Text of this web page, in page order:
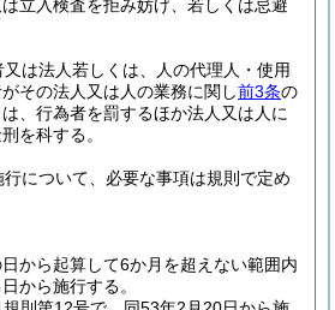
立入検査を拒み妨げ、若しくは忌避
は法人若しくは、人の代理人・使用
その法人又は人の業務に関し前3条の
、行為者を罰するほか法人又は人に
を科する。
行について、必要な事項は規則で定め
から起算して6か月を超えない範囲内
から施行する。